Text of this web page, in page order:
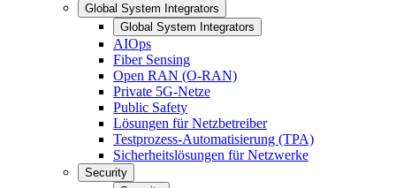
Global System Integrators
Global System Integrators
AIOps
Fiber Sensing
Open RAN (O-RAN)
Private 5G-Netze
Public Safety
Lösungen für Netzbetreiber
Testprozess-Automatisierung (TPA)
Sicherheitslösungen für Netzwerke
Security